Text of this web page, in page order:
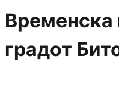
Временска
градот